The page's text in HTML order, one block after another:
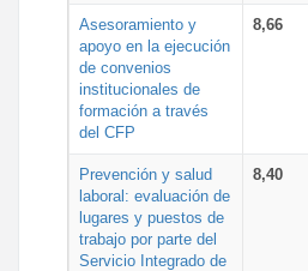
Asesoramiento y
apoyo en la ejecución
de convenios
institucionales de
formación a través
del CFP
8,66
Prevención y salud
laboral: evaluación de
lugares y puestos de
trabajo por parte del
Servicio Integrado de
8,40